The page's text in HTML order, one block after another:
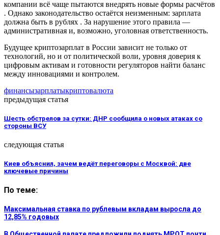
компании всё чаще пытаются внедрять новые формы расчётов
. Однако законодательство остаётся неизменным: зарплата
должна быть в рублях . За нарушение этого правила —
административная и, возможно, уголовная ответственность.
Будущее криптозарплат в России зависит не только от
технологий, но и от политической воли, уровня доверия к
цифровым активам и готовности регуляторов найти баланс
между инновациями и контролем.
финансызарплатыкриптовалюта
предыдущая статья
Шесть обстрелов за сутки: ДНР сообщила о новых атаках со
стороны ВСУ
следующая статья
Киев объяснил, зачем ведёт переговоры с Москвой: две
ключевые причины
По теме:
Максимальная ставка по рублевым вкладам выросла до
12,85% годовых